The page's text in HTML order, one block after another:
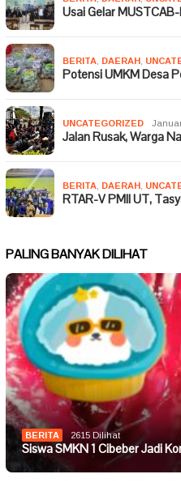
Usai Gelar
BERITA DAERAH
Potensi UMKM Desa
UNCATEGORIZED
Jalan Rusak, Warga
BERITA DAERAH
RTAR-V PMII UT,
PALING BANYAK DILIHAT
BERITA 2615 Dilihat
Siswa SMKN 1 Cibeber Jadi